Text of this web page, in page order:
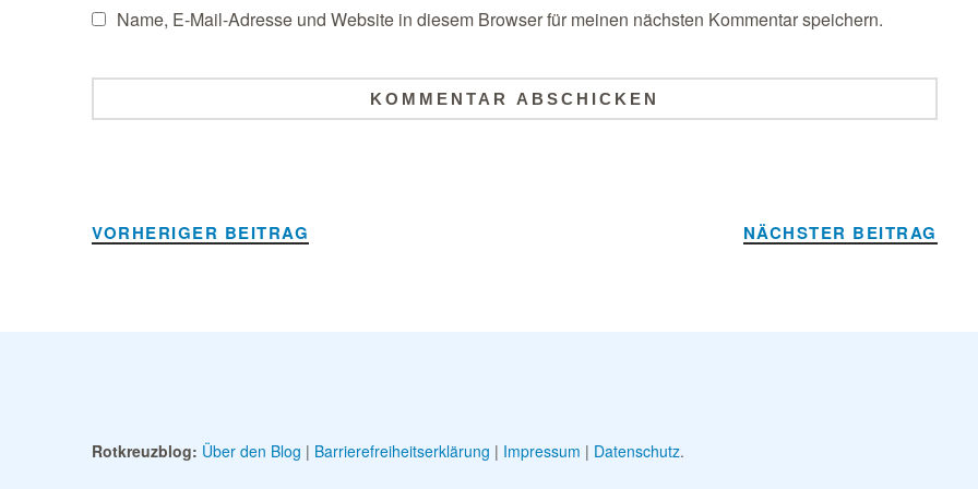
Name, E-Mail-Adresse und Website in diesem Browser für meinen nächsten Kommentar speichern.
VORHERIGER BEITRAG NÄCHSTER BEITRAG
Rotkreuzblog: Über den Blog | Barrierefreiheitserklärung | Impressum | Datenschutz